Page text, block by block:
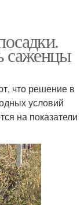
саженцы
что решение в
условий
на показатели